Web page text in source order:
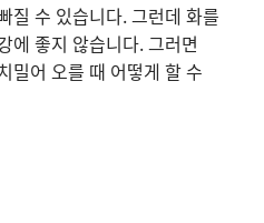
질 수 있습니다. 그런데 화를
에 좋지 않습니다. 그러면
밀어 오를 때 어떻게 할 수